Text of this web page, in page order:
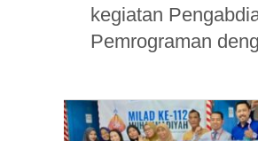
kegiatan
Pemrograman